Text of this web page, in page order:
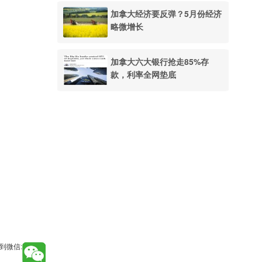
微信:
加拿大经济要反弹？5月份经济
略微增长
加拿大六大银行抢走85%存
款，利率全网垫底